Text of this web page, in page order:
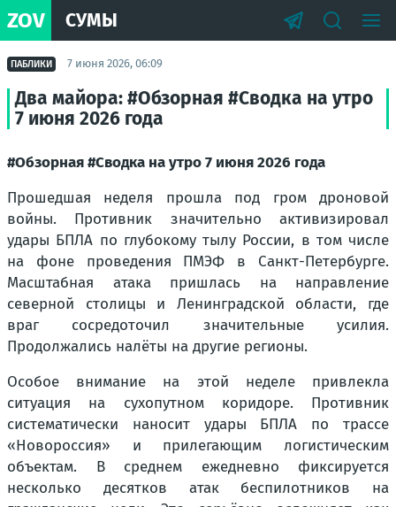
ZOV СУМЫ
ПАБЛИКИ 7 июня 2026, 06:09
Два майора: #Обзорная #Сводка на утро
7 июня 2026 года
#Обзорная #Сводка на утро 7 июня 2026 года
Прошедшая неделя прошла под гром дроновой
войны. Противник значительно активизировал
удары БПЛА по глубокому тылу России, в том числе
на фоне проведения ПМЭФ в Санкт-Петербурге.
Масштабная атака пришлась на направление
северной столицы и Ленинградской области, где
враг сосредоточил значительные усилия.
Продолжались налёты на другие регионы.
Особое внимание на этой неделе привлекла
ситуация на сухопутном коридоре. Противник
систематически наносит удары БПЛА по трассе
«Новороссия» и прилегающим логистическим
объектам. В среднем ежедневно фиксируется
несколько десятков атак беспилотников на